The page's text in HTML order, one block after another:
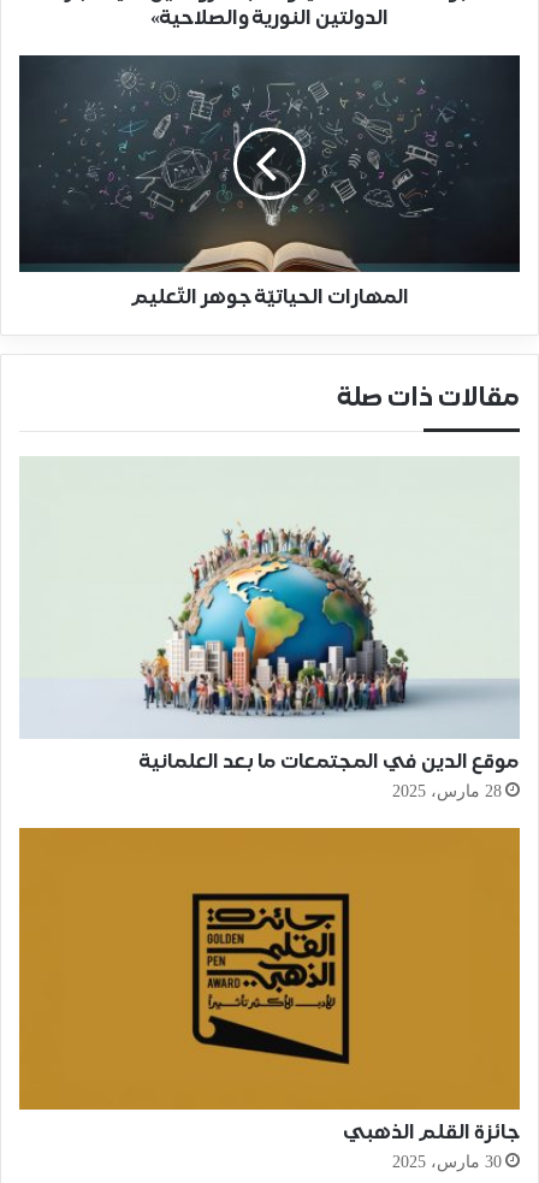
الدولتين النورية والصلاحية»
المهارات الحياتيّة جوهر التّعليم
مقالات ذات صلة
موقع الدين في المجتمعات ما بعد العلمانية
28 مارس، 2025
جائزة القلم الذهبي
30 مارس، 2025